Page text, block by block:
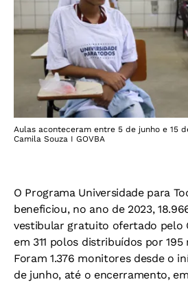
Aulas aconteceram entre 5 de junho e 15
Camila Souza I GOVBA
O Programa Universidade para
beneficiou, no ano de 2023,
vestibular gratuito ofertado pelo
em 311 polos distribuídos por 195
Foram 1.376 monitores desde o
de junho, até o encerramento,